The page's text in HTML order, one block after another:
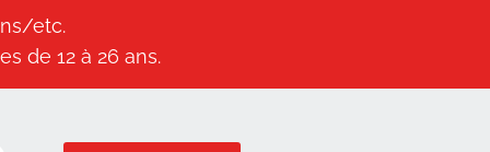
etc.
de 12 à 26 ans.